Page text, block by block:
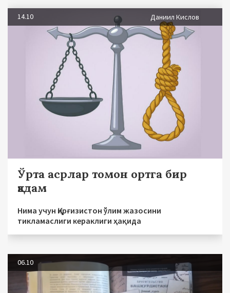
14.10 Даниил Кислов
Ўрта асрлар томон ортга бир
қадам
Нима учун Қирғизистон ўлим жазосини
тикламаслиги кераклиги ҳақида
06.10